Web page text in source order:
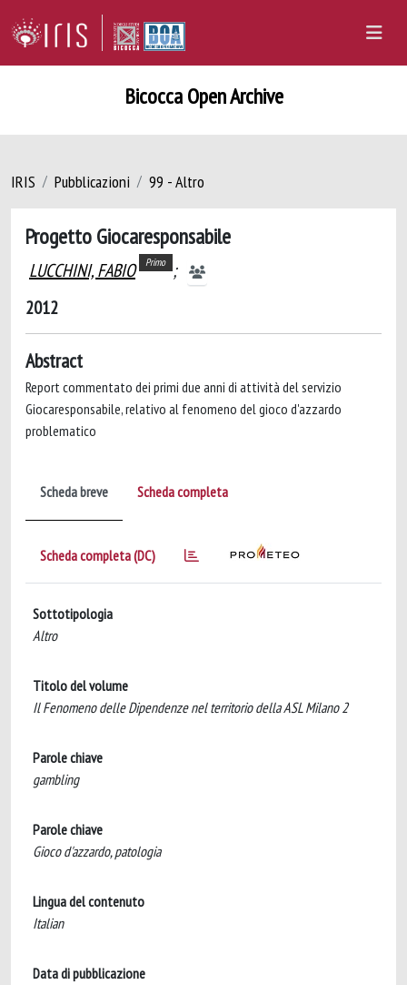
Bicocca Open Archive
IRIS Pubblicazioni 99 - Altro
Progetto Giocaresponsabile
LUCCHINI, FABIO Primo ;
2012
Abstract
Report commentato dei primi due anni di attività del servizio
Giocaresponsabile, relativo al fenomeno del gioco d'azzardo
problematico
Scheda breve Scheda completa
Scheda completa (DC)
Sottotipologia
Altro
Titolo del volume
Il Fenomeno delle Dipendenze nel territorio della ASL Milano 2
Parole chiave
gambling
Parole chiave
Gioco d'azzardo, patologia
Lingua del contenuto
Italian
Data di pubblicazione